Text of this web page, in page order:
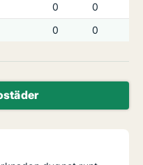
0
0
0 0